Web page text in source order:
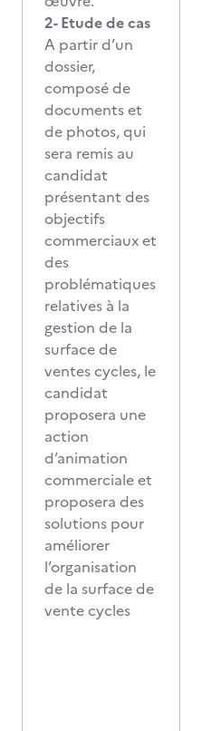
2- Etude de cas
A partir d’un
dossier,
composé de
documents et
de photos, qui
sera remis au
candidat
présentant des
objectifs
commerciaux et
des
problématiques
relatives à la
gestion de la
surface de
ventes cycles, le
candidat
proposera une
action
d’animation
commerciale et
proposera des
solutions pour
améliorer
l’organisation
de la surface de
vente cycles